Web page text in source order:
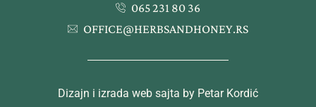
065 231 80 36
OFFICE@HERBSANDHONEY.RS
Dizajn i izrada web sajta by Petar Kordić